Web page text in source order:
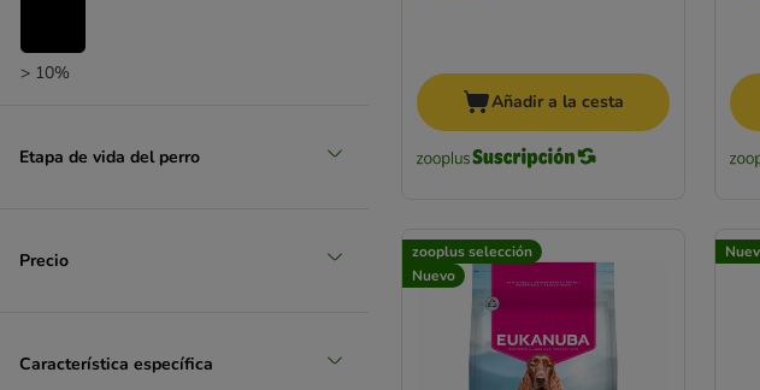
> 10%
Etapa de vida del perro
Precio
Característica específica
Añadir a la cesta
zooplus selección
Nuevo